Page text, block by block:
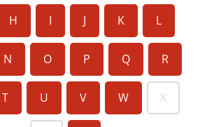
H I J K L
N O P Q R
T U V W X